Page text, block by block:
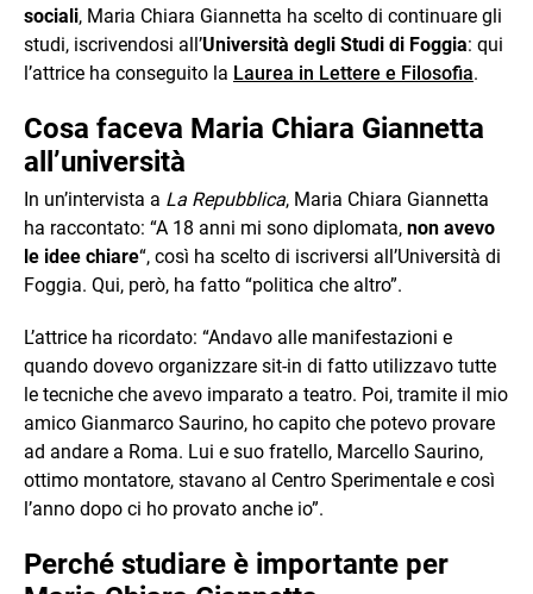
sociali, Maria Chiara Giannetta ha scelto di continuare gli
studi, iscrivendosi all’Università degli Studi di Foggia: qui
l’attrice ha conseguito la Laurea in Lettere e Filosofia.
Cosa faceva Maria Chiara Giannetta
all’università
In un’intervista a La Repubblica, Maria Chiara Giannetta
ha raccontato: “A 18 anni mi sono diplomata, non avevo
le idee chiare“, così ha scelto di iscriversi all’Università di
Foggia. Qui, però, ha fatto “politica che altro”.
L’attrice ha ricordato: “Andavo alle manifestazioni e
quando dovevo organizzare sit-in di fatto utilizzavo tutte
le tecniche che avevo imparato a teatro. Poi, tramite il mio
amico Gianmarco Saurino, ho capito che potevo provare
ad andare a Roma. Lui e suo fratello, Marcello Saurino,
ottimo montatore, stavano al Centro Sperimentale e così
l’anno dopo ci ho provato anche io”.
Perché studiare è importante per